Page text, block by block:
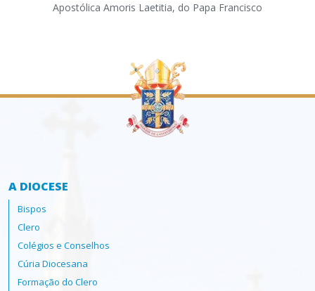
Apostólica Amoris Laetitia, do Papa Francisco
A DIOCESE
Bispos
Clero
Colégios e Conselhos
Cúria Diocesana
Formação do Clero